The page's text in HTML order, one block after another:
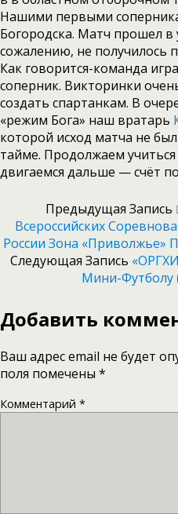
Нашими первыми
Богородска. Матч прошел в
сожалению, не получилось
Как говорится-команда
соперник. Викторинки
создать спартанкам. В
«режим Бога» наш вратарь
которой исход матча не
тайме. Продолжаем
двигаемся дальше — счёт
Предыдущая Запись
Всероссийских
России Зона «Приволжье»
Следующая Запись
Мини-Футболу
Добавить
Ваш адрес email не будет
поля помечены *
Комментарий *